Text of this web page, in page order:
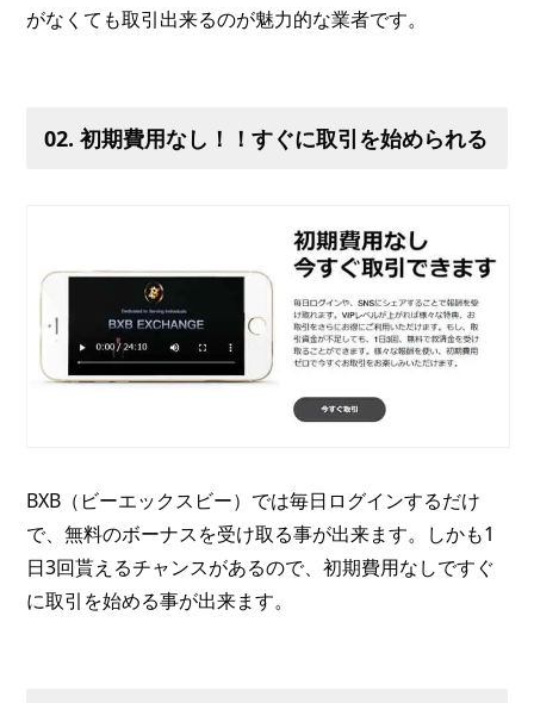
がなくても取引出来るのが魅力的な業者です。
02. 初期費用なし！！すぐに取引を始められる
BXB（ビーエックスビー）では毎日ログインするだけ
で、無料のボーナスを受け取る事が出来ます。しかも1
日3回貰えるチャンスがあるので、初期費用なしですぐ
に取引を始める事が出来ます。